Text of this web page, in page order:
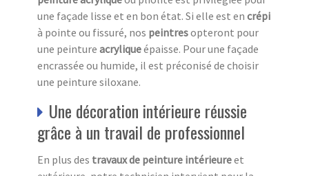
une façade lisse et en bon état. Si elle est en crépi
à pointe ou fissuré, nos peintresopteront pour
une peinture acryliqueépaisse. Pour une façade
encrassée ou humide, il est préconisé de choisir
une peinture siloxane.
Une décoration intérieure réussie
grâce à un travail de professionnel
En plus des travaux de peinture intérieureet